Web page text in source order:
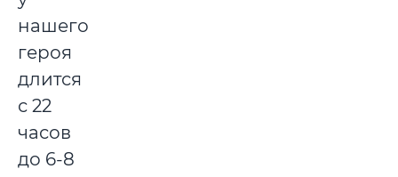
нашего
героя
длится
с 22
часов
до 6-8